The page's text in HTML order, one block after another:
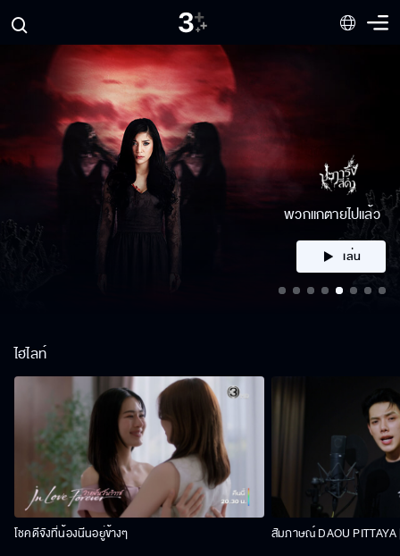
คลิก
ไฮไลท์
โชคดีจังที่น้องนีนอยู่ข้างๆ สัมภาษณ์ DAOU PITTAYA